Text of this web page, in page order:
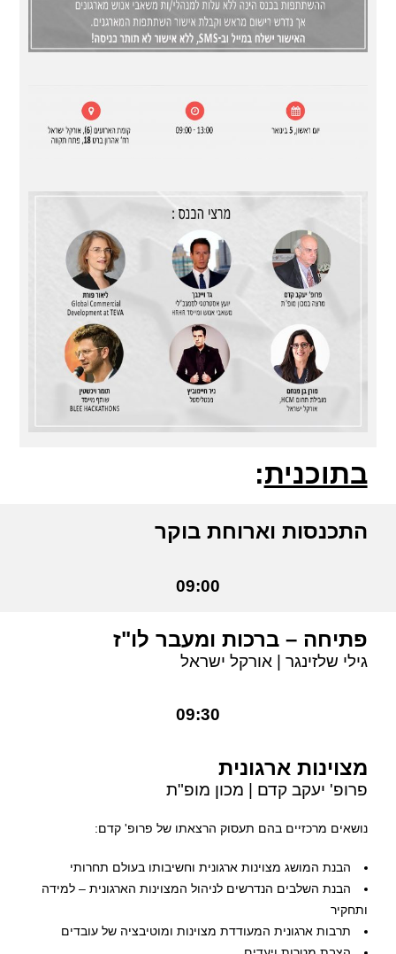
בתוכנית:
התכנסות וארוחת בוקר
09:00
פתיחה – ברכות ומעבר לו"ז
גילי שלזינגר | אורקל ישראל
09:30
מצוינות ארגונית
פרופ' יעקב קדם | מכון מופ"ת
נושאים מרכזיים בהם תעסוק הרצאתו של פרופ' קדם:
הבנת המושג מצוינות ארגונית וחשיבותו בעולם תחרותי
הבנת השלבים הנדרשים לניהול המצוינות הארגונית – למידה
ותחקיר
תרבות ארגונית המעודדת מצוינות ומוטיבציה של עובדים